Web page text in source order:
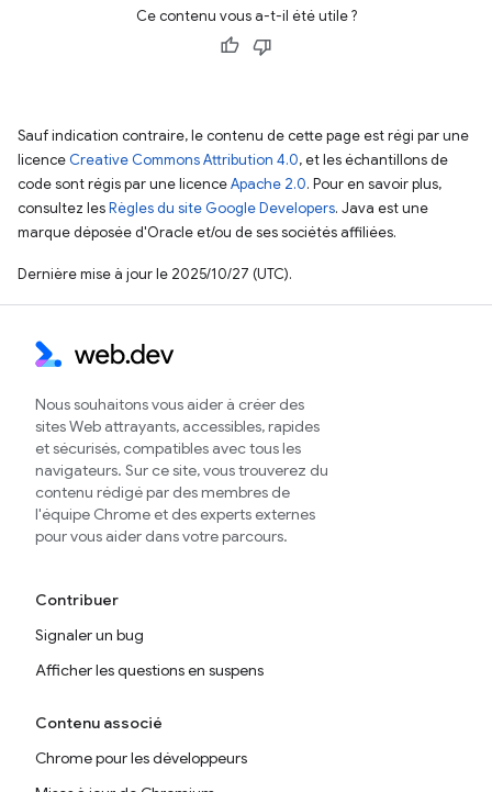
Ce contenu vous a-t-il été utile ?
Sauf indication contraire, le contenu de cette page est régi par une
licence Creative Commons Attribution 4.0, et les échantillons de
code sont régis par une licenceApache 2.0. Pour en savoir plus,
consultez lesRègles du site Google Developers. Java est une
marque déposée d'Oracle et/ou de ses sociétés affiliées.
Dernière mise à jour le 2025/10/27 (UTC).
Nous souhaitons vous aider à créer des
sites Web attrayants, accessibles, rapides
et sécurisés, compatibles avec tous les
navigateurs. Sur ce site, vous trouverez du
contenu rédigé par des membres de
l'équipe Chrome et des experts externes
pour vous aider dans votre parcours.
Contribuer
Signaler un bug
Afficher les questions en suspens
Contenu associé
Chrome pour les développeurs